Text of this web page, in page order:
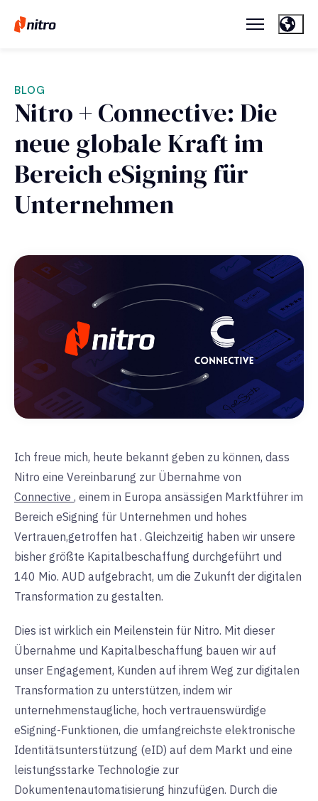
BLOG
Nitro + Connective: Die
neue globale Kraft im
Bereich eSigning für
Unternehmen
Ich freue mich, heute bekannt geben zu können, dass
Nitro eine Vereinbarung zur Übernahme von
Connective , einem in Europa ansässigen Marktführer im
Bereich eSigning für Unternehmen und hohes
Vertrauen,getroffen hat . Gleichzeitig haben wir unsere
bisher größte Kapitalbeschaffung durchgeführt und
140 Mio. AUD aufgebracht, um die Zukunft der digitalen
Transformation zu gestalten.
Dies ist wirklich ein Meilenstein für Nitro. Mit dieser
Übernahme und Kapitalbeschaffung bauen wir auf
unser Engagement, Kunden auf ihrem Weg zur digitalen
Transformation zu unterstützen, indem wir
unternehmenstaugliche, hoch vertrauenswürdige
eSigning-Funktionen, die umfangreichste elektronische
Identitätsunterstützung (eID) auf dem Markt und eine
leistungsstarke Technologie zur
Dokumentenautomatisierung hinzufügen. Durch die